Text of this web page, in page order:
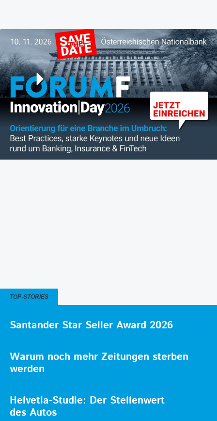
TOP-STORIES
Santander Star Seller Award 2026
Warum noch mehr Zeitungen sterben
werden
Helvetia-Studie: Der Stellenwert
des Autos